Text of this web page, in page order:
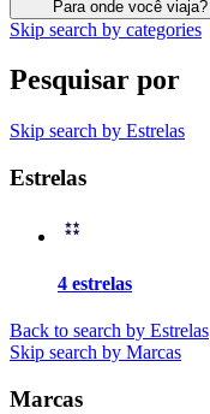
Para onde você viaja?
Skip search by categories
Pesquisar por
Skip search by Estrelas
Estrelas
4 estrelas
Back to search by Estrelas
Skip search by Marcas
Marcas